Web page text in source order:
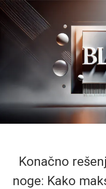
Konačno
noge: Kako